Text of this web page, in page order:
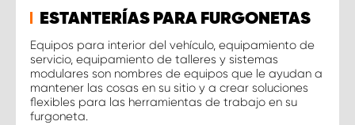
ESTANTERÍAS PARA FURGONETAS
Equipos para interior del vehículo, equipamiento de
servicio, equipamiento de talleres y sistemas
modulares son nombres de equipos que le ayudan a
mantener las cosas en su sitio y a crear soluciones
flexibles para las herramientas de trabajo en su
furgoneta.